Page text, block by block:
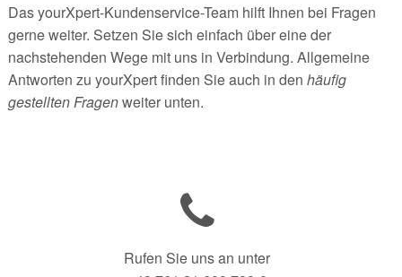
Das yourXpert-Kundenservice-Team hilft Ihnen bei Fragen
gerne weiter. Setzen Sie sich einfach über eine der
nachstehenden Wege mit uns in Verbindung. Allgemeine
Antworten zu yourXpert finden Sie auch in den häufig
gestellten Fragenweiter unten.
Rufen Sie uns an unter